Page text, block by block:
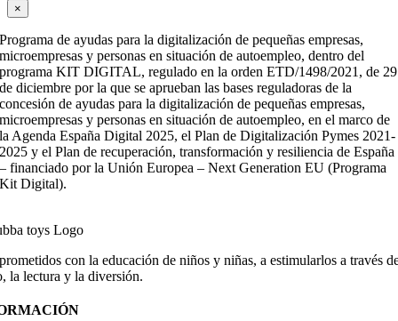
×
Programa de ayudas para la digitalización de pequeñas empresas,
microempresas y personas en situación de autoempleo, dentro del
programa KIT DIGITAL, regulado en la orden ETD/1498/2021, de 29
de diciembre por la que se aprueban las bases reguladoras de la
concesión de ayudas para la digitalización de pequeñas empresas,
microempresas y personas en situación de autoempleo, en el marco de
la Agenda España Digital 2025, el Plan de Digitalización Pymes 2021-
2025 y el Plan de recuperación, transformación y resiliencia de España
– financiado por la Unión Europea – Next Generation EU (Programa
Kit Digital).
con la educación de niños y niñas, a estimularlos a través
la lectura y la diversión.